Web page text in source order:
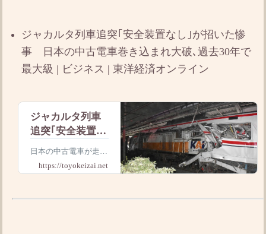
ジャカルタ列車追突｢安全装置なし｣が招いた惨
事 日本の中古電車巻き込まれ大破､過去30年で
最大級 | ビジネス | 東洋経済オンライン
ジャカルタ列車
追突｢安全装置な
し｣が招いた惨
電車巻き込まれ
最大級
日本の中古電車が走る
ことで知られるインド
ネシア･ジャカルタ近
故。16人が死亡､90人
https://toyokeizai.net